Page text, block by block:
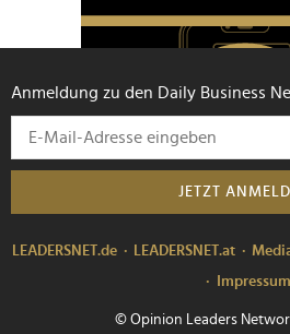
Anmeldung zu den Daily Business
JETZT
LEADERSNET.de LEADERSNET.at
Impressum
© Opinion Leaders